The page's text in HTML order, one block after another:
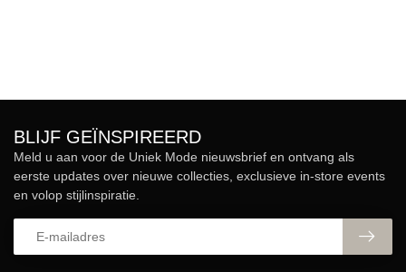
BLIJF GEÏNSPIREERD
Meld u aan voor de Uniek Mode nieuwsbrief en ontvang als
eerste updates over nieuwe collecties, exclusieve in-store events
en volop stijlinspiratie.